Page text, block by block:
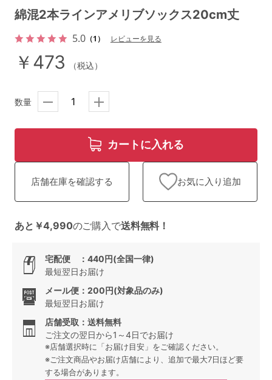
L-AB L-CD L-EF
LL-EF
サイズの表示を閉じる
その他から探す
お気に入り
高評価レビューアイテム
WEB限定アイテム
検索を閉じる
綿混2本ラインアメリブソックス20cm丈
5.0（1） レビューを見る
￥473 （税込）
数量
カートに入れる
店舗在庫を確認する お気に入り追加
あと￥4,990のご購入で送料無料！
宅配便 ：440円(全国一律)
最短翌日お届け
メール便：200円(対象品のみ)
最短翌日お届け
店舗受取：送料無料
ご注文の翌日から1～4日でお届け
※店舗選択時に「お届け目安」をご確認ください。
※ご注文商品やお届け店舗により、追加で最大7日ほど要
する場合があります。